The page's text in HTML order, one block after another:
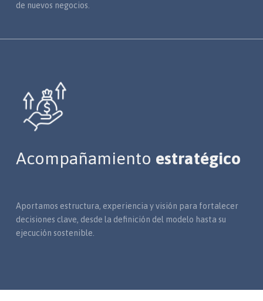
de nuevos negocios.
Acompañamiento estratégico
Aportamos estructura, experiencia y visión para fortalecer
decisiones clave, desde la definición del modelo hasta su
ejecución sostenible.